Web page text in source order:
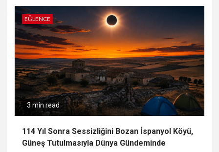
EĞLENCE
3 min read
114 Yıl Sonra Sessizliğini Bozan İspanyol Köyü,
Güneş Tutulmasıyla Dünya Gündeminde